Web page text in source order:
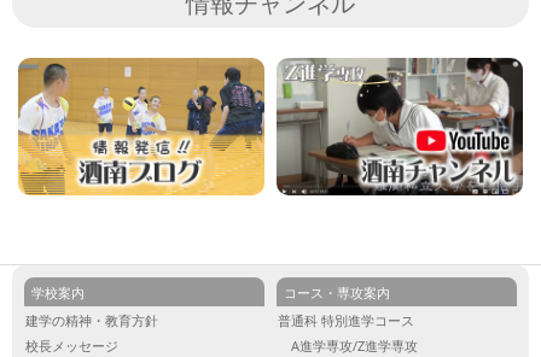
学校案内
建学の精神・教育方針
校長メッセージ
コース・専攻案内
普通科 特別進学コース
A進学専攻/Z進学専攻